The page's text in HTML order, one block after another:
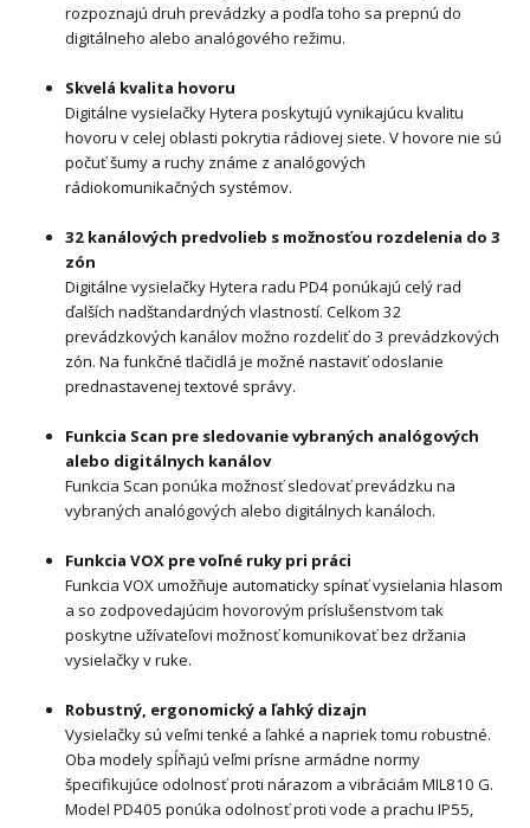
rozpoznajú druh prevádzky a podľa toho sa prepnú do
digitálneho alebo analógového režimu.
Skvelá kvalita hovoru
Digitálne vysielačky Hytera poskytujú vynikajúcu kvalitu
hovoru v celej oblasti pokrytia rádiovej siete. V hovore nie sú
počuť šumy a ruchy známe z analógových
rádiokomunikačných systémov.
32 kanálových predvolieb s možnosťou rozdelenia do 3
zón
Digitálne vysielačky Hytera radu PD4 ponúkajú celý rad
ďalších nadštandardných vlastností. Celkom 32
prevádzkových kanálov možno rozdeliť do 3 prevádzkových
zón. Na funkčné tlačidlá je možné nastaviť odoslanie
prednastavenej textové správy.
Funkcia Scan pre sledovanie vybraných analógových
alebo digitálnych kanálov
Funkcia Scan ponúka možnosť sledovať prevádzku na
vybraných analógových alebo digitálnych kanáloch.
Funkcia VOX pre voľné ruky pri práci
Funkcia VOX umožňuje automaticky spínať vysielania hlasom
a so zodpovedajúcim hovorovým príslušenstvom tak
poskytne užívateľovi možnosť komunikovať bez držania
vysielačky v ruke.
Robustný, ergonomický a ľahký dizajn
Vysielačky sú veľmi tenké a ľahké a napriek tomu robustné.
Oba modely spĺňajú veľmi prísne armádne normy
špecifikujúce odolnosť proti nárazom a vibráciám MIL810 G.
Model PD405 ponúka odolnosť proti vode a prachu IP55,